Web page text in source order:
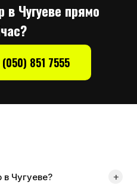
в Чугуеве прямо
851 7555
Чугуеве? +